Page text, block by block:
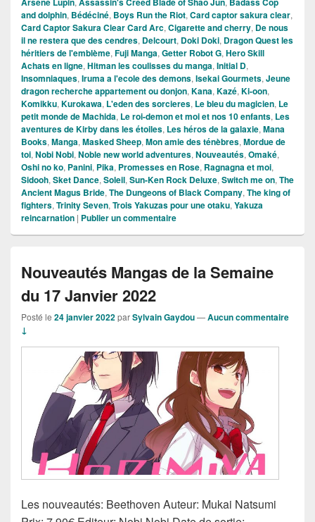
and dolphin, Bédéciné, Boys Run the Riot, Card captor sakura clear,
Card Captor Sakura Clear Card Arc, Cigarette and cherry, De nous
il ne restera que des cendres, Delcourt, Doki Doki, Dragon Quest les
héritiers de l'emblème, Fuji Manga, Getter Robot G, Hero Skill
Achats en ligne, Hitman les coulisses du manga, Initial D,
Insomniaques, Iruma a l'ecole des demons, Isekai Gourmets, Jeune
dragon recherche appartement ou donjon, Kana, Kazé, Ki-oon,
Komikku, Kurokawa, L'eden des sorcieres, Le bleu du magicien, Le
petit monde de Machida, Le roi-demon et moi et nos 10 enfants, Les
aventures de Kirby dans les étoiles, Les héros de la galaxie, Mana
Books, Manga, Masked Sheep, Mon amie des ténèbres, Mordue de
toi, Nobi Nobi, Noble new world adventures, Nouveautés, Omaké,
Oshi no ko, Panini, Pika, Promesses en Rose, Ragnagna et moi,
Sidooh, Sket Dance, Soleil, Sun-Ken Rock Deluxe, Switch me on, The
Ancient Magus Bride, The Dungeons of Black Company, The king of
fighters, Trinity Seven, Trois Yakuzas pour une otaku, Yakuza
reincarnation | Publier un commentaire
Nouveautés Mangas de la Semaine
du 17 Janvier 2022
Posté le 24 janvier 2022parSylvain Gaydou—Aucun commentaire
↓
Les nouveautés: Beethoven Auteur: Mukai Natsumi